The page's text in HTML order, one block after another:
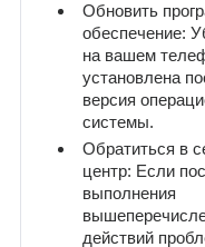
Обновить
обеспечение:
на вашем
установлена
версия
системы.
Обратиться в
центр: Если
выполнения
действий